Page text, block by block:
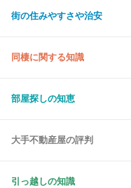
街の住みやすさや治安
同棲に関する知識
部屋探しの知恵
大手不動産屋の評判
引っ越しの知識